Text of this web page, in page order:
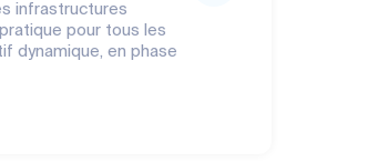
infrastructures
pour tous les
dynamique, en phase